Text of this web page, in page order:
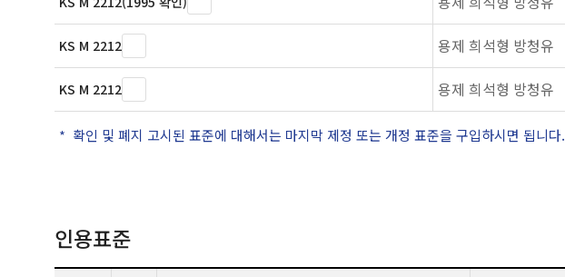
KS M 2212 용제 희석형 방청유
KS M 2212 용제 희석형 방청유
확인 및 폐지 고시된 표준에 대해서는 마지막 제정 또는 개정 표준을 구입하시면 됩니다.
인용표준